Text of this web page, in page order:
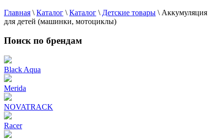
Главная \ Каталог \ Каталог \ Детские товары \ Аккумуляция
для детей (машинки, мотоциклы)
Поиск по брендам
Black Aqua
Merida
NOVATRACK
Racer